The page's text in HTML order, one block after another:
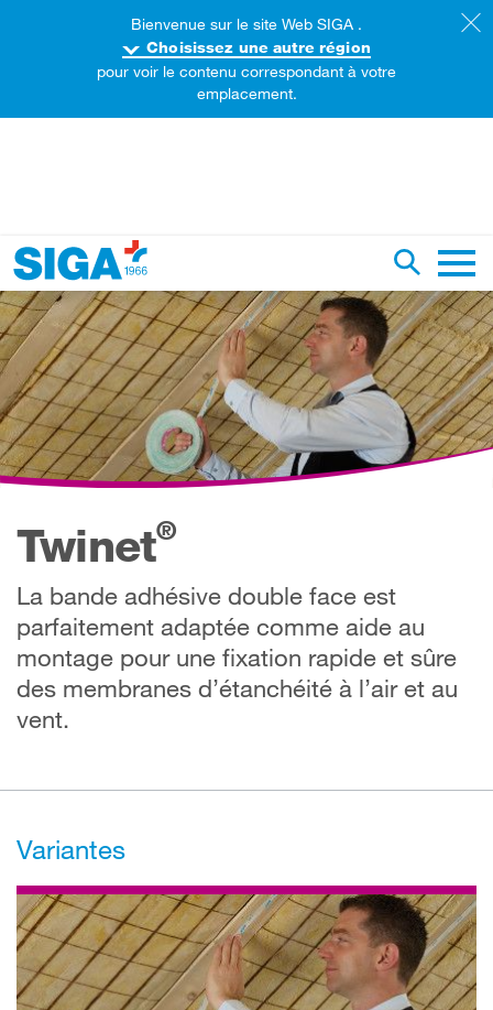
sur ce site web
Twinet®
La bande adhésive double face est
parfaitement adaptée comme aide au
montage pour une fixation rapide et sûre
des membranes d’étanchéité à l’air et au
vent.
Variantes
Bienvenue sur le site Web SIGA .
Choisissez une autre région
pour voir le contenu correspondant à votre
emplacement.